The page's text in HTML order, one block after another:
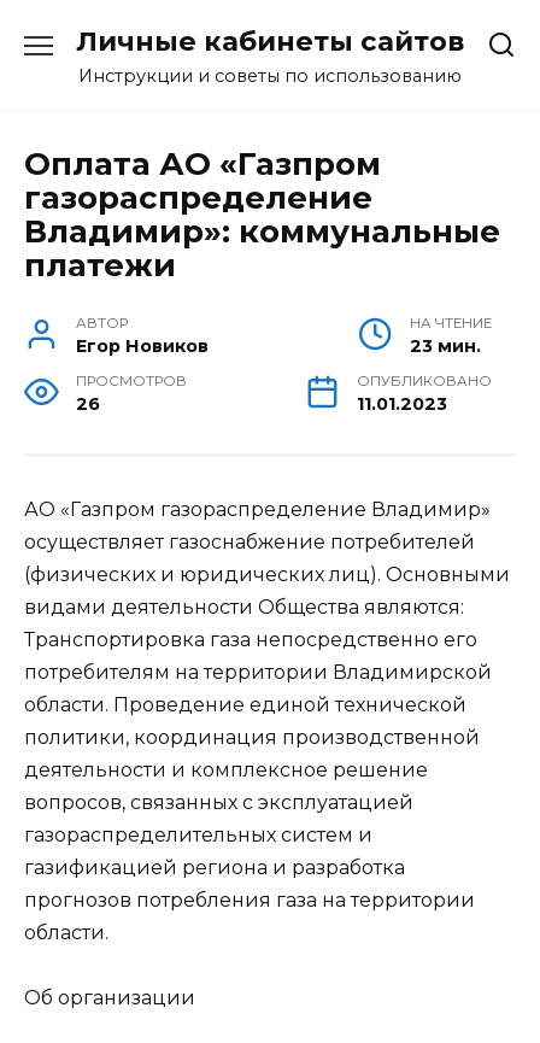
содержанию
Личные кабинеты сайтов
Инструкции и советы по использованию
Оплата АО «Газпром
газораспределение
Владимир»: коммунальные
платежи
АВТОР
Егор Новиков
НА ЧТЕНИЕ
23 мин.
ПРОСМОТРОВ
26
ОПУБЛИКОВАНО
11.01.2023
АО «Газпром газораспределение Владимир»
осуществляет газоснабжение потребителей
(физических и юридических лиц). Основными
видами деятельности Общества являются:
Транспортировка газа непосредственно его
потребителям на территории Владимирской
области. Проведение единой технической
политики, координация производственной
деятельности и комплексное решение
вопросов, связанных с эксплуатацией
газораспределительных систем и
газификацией региона и разработка
прогнозов потребления газа на территории
области.
Об организации